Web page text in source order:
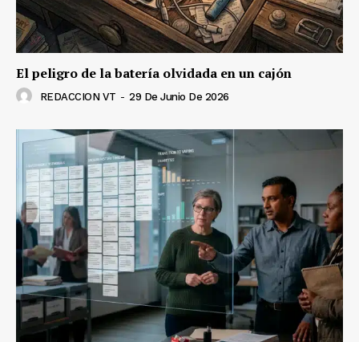
El peligro de la batería olvidada en un cajón
REDACCION VT - 29 De Junio De 2026